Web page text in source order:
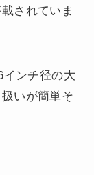
されていま
インチ径の大
いが簡単そ